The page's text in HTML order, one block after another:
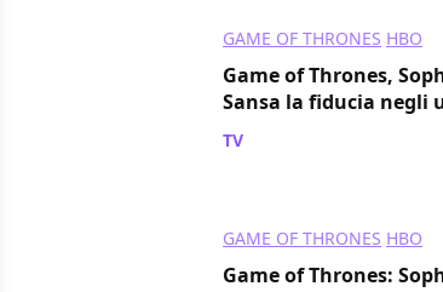
GAME OF THRONES HBO
Game of Thrones,
Sansa la fiducia negli
TV
GAME OF THRONES HBO
Game of Thrones: